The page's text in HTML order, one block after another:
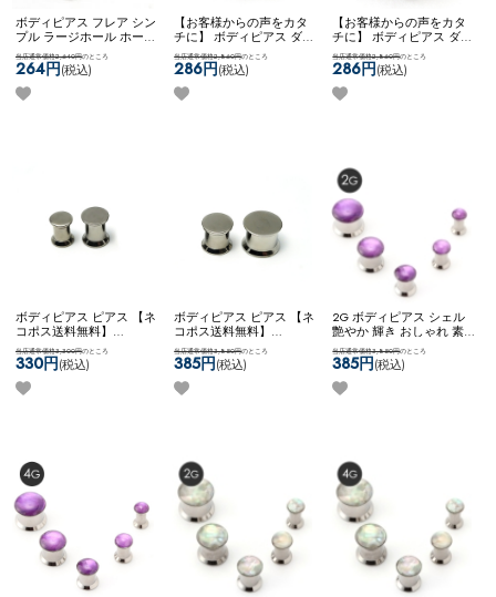
ボディピアス フレア シン
プル ラージホール ホール
トゥ ステンレス 0G ネジ
式 ネコポスOK[ 0G ] ダブ
ルフレア (ローズゴール
ド)
当店通常価格2,640円のところ
264円(税込)
【お客様からの声をカタ
チに】 ボディピアス ダブ
ルフレア シンプル アレン
ジ カスタム 拡張 かっこ
いい ステンレス ネコポス
OK
当店通常価格2,860円のところ
286円(税込)
【お客様からの声をカタ
チに】 ボディピアス ダブ
ルフレア シンプル アレン
ジ カスタム 拡張 かっこ
いい ステンレス ネコポス
OK
当店通常価格2,860円のところ
286円(税込)
ボディピアス ピアス 【ネ
コポス送料無料】
BOXPLUG 2G 4G ボディピ
アス ピアス ラージホール
太ゲージ プラグ トンネル
大きいサイズ 拡張
当店通常価格3,300円のところ
330円(税込)
ボディピアス ピアス 【ネ
コポス送料無料】
BOXPLUG 0G 00G / ボデ
ィピアス ピアス ラージホ
ール 太ゲージ プラグ ト
ンネル 大きいサイズ 拡張
当店通常価格3,850円のところ
385円(税込)
2G ボディピアス シェル
艶やか 輝き おしゃれ 素
敵 大人っぽい きれい シ
ンプル ステンレス ネコポ
スOK[ 2G ] マザーオブパ
ールPLUG (パープル)
当店通常価格3,850円のところ
385円(税込)